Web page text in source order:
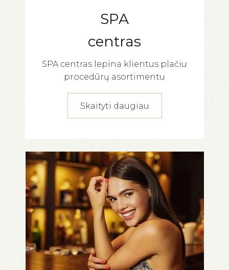
SPA
centras
SPA centras lepina klientus plačiu
procedūrų asortimentu
Skaityti daugiau